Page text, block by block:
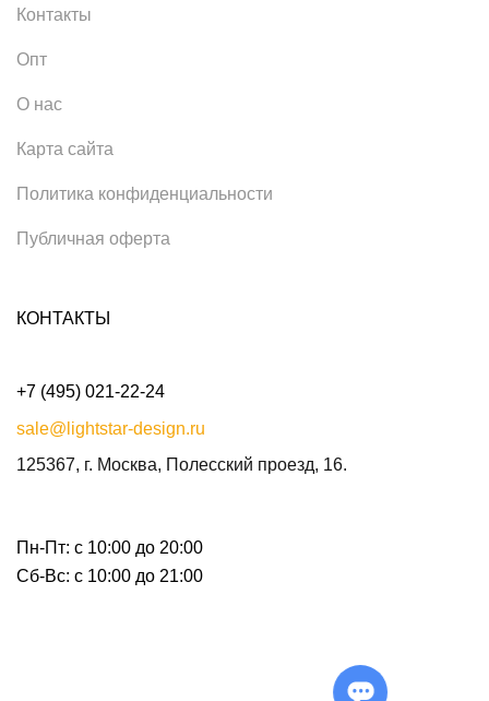
Контакты
Опт
О нас
Карта сайта
Политика конфиденциальности
Публичная оферта
КОНТАКТЫ
+7 (495) 021-22-24
sale@lightstar-design.ru
125367, г. Москва, Полесский проезд, 16.
Пн-Пт: с 10:00 до 20:00
Сб-Вс: с 10:00 до 21:00